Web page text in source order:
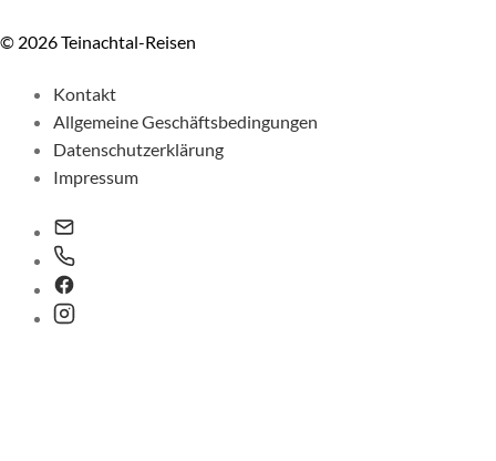
© 2026 Teinachtal-Reisen
Kontakt
Allgemeine Geschäftsbedingungen
Datenschutzerklärung
Impressum